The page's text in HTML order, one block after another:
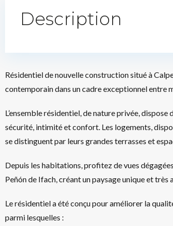
Description
Résidentiel de nouvelle construction situé à
contemporain dans un cadre exceptionnel entre
L’ensemble résidentiel, de nature privée,
sécurité, intimité et confort. Les logements,
se distinguent par leurs grandes terrasses et
Depuis les habitations, profitez de vues
Peñón de Ifach, créant un paysage unique et très
Le résidentiel a été conçu pour améliorer la
parmi lesquelles :